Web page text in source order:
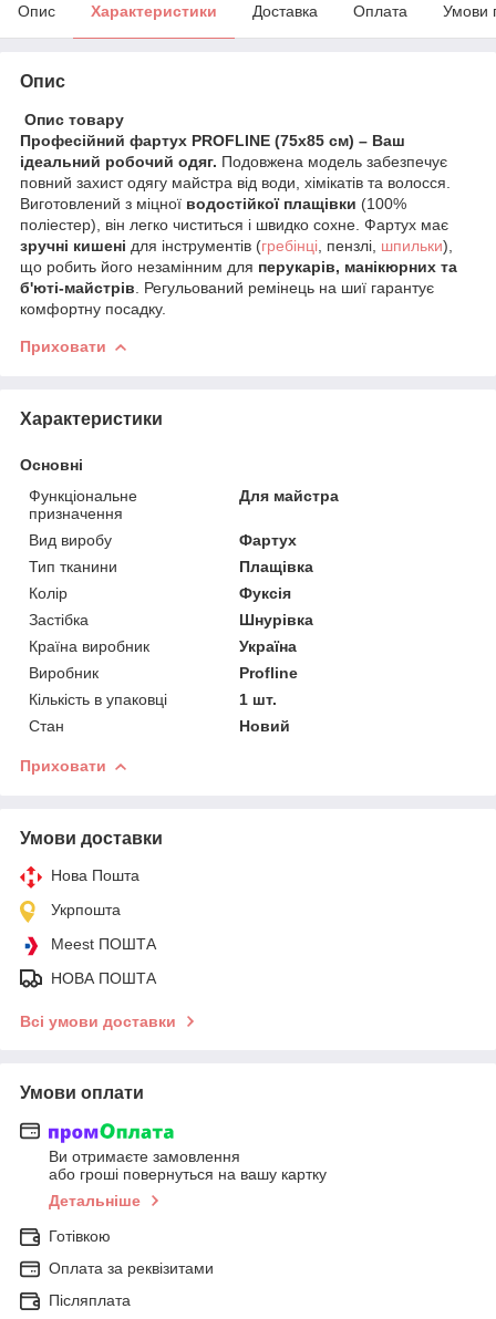
Опис Характеристики Доставка Оплата Умови
Опис
​ Опис товару
Професійний фартух PROFLINE (75х85 см) – Ваш
ідеальний робочий одяг. Подовжена модель забезпечує
повний захист одягу майстра від води, хімікатів та волосся.
Виготовлений з міцної водостійкої плащівки (100%
поліестер), він легко чиститься і швидко сохне. Фартух має
зручні кишені для інструментів (гребінці , пензлі, шпильки),
що робить його незамінним для перукарів, манікюрних та
б'юті-майстрів . Регульований ремінець на шиї гарантує
комфортну посадку.
Приховати
Характеристики
Основні
Функціональне
призначення
Для майстра
Вид виробу
Фартух
Тип тканини
Плащівка
Колір
Фуксія
Застібка
Шнурівка
Країна виробник
Україна
Виробник
Profline
Кількість в упаковці
1 шт.
Стан
Новий
Приховати
Умови доставки
Нова Пошта
Укрпошта
Meest ПОШТА
НОВА ПОШТА
Всі умови доставки
Умови оплати
Ви отримаєте замовлення
або гроші повернуться на вашу картку
Детальніше
Готівкою
Оплата за реквізитами
Післяплата